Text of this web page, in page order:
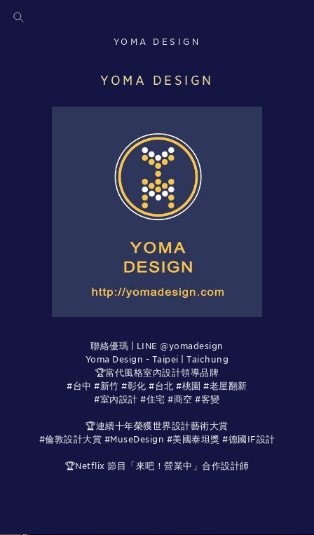
YOMA DESIGN
YOMA DESIGN
聯絡優瑪 | LINE @yomadesign
Yoma Design - Taipei | Taichung
🏆當代風格室內設計領導品牌
#台中 #新竹 #彰化 #台北 #桃園 #老屋翻新
#室內設計 #住宅 #商空 #客變
🏆連續十年榮獲世界設計藝術大賞
#倫敦設計大賞 #MuseDesign #美國泰坦獎 #德國IF設計
🏆Netflix 節目「來吧！營業中」合作設計師